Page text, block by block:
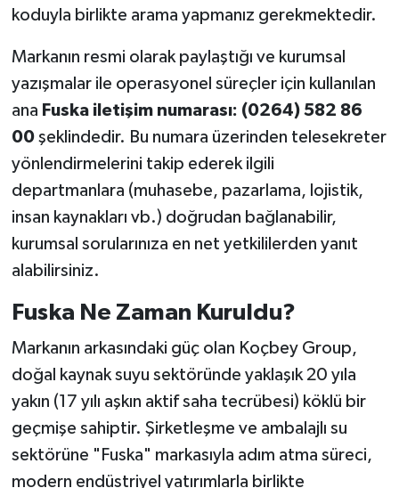
koduyla birlikte arama yapmanız gerekmektedir.
Markanın resmi olarak paylaştığı ve kurumsal
yazışmalar ile operasyonel süreçler için kullanılan
ana Fuska iletişim numarası: (0264) 582 86
00şeklindedir. Bu numara üzerinden telesekreter
yönlendirmelerini takip ederek ilgili
departmanlara (muhasebe, pazarlama, lojistik,
insan kaynakları vb.) doğrudan bağlanabilir,
kurumsal sorularınıza en net yetkililerden yanıt
alabilirsiniz.
Fuska Ne Zaman Kuruldu?
Markanın arkasındaki güç olan Koçbey Group,
doğal kaynak suyu sektöründe yaklaşık 20 yıla
yakın (17 yılı aşkın aktif saha tecrübesi) köklü bir
geçmişe sahiptir. Şirketleşme ve ambalajlı su
sektörüne "Fuska" markasıyla adım atma süreci,
modern endüstriyel yatırımlarla birlikte